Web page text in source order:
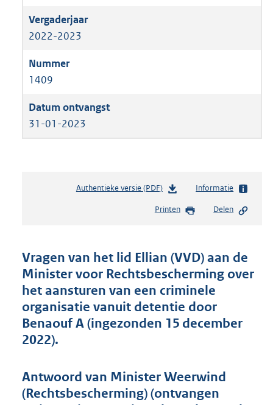
2022-2023
1409
31-01-2023
Authentieke versie (PDF)b
s
d
s
g
r
4
Informatie
Printen Delen
Vragen van het lid Ellian (VVD) aan de
Minister voor Rechtsbescherming over
het aansturen van een criminele
organisatie vanuit detentie door
Benaouf A (ingezonden 15 december
2022).
Antwoord van Minister Weerwind
(Rechtsbescherming) (ontvangen